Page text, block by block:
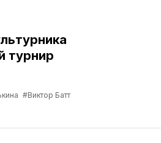
турнир
#Виктор Батт